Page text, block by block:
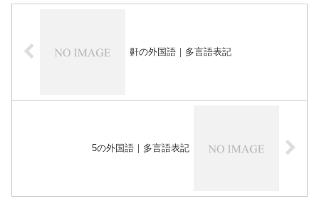
鼾の外国語｜多言語表記
5の外国語｜多言語表記